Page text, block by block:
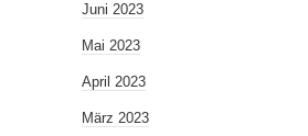
Juni 2023
Mai 2023
April 2023
März 2023